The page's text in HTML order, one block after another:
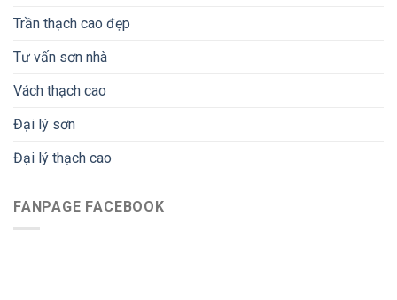
Trần thạch cao đẹp
Tư vấn sơn nhà
Vách thạch cao
Đại lý sơn
Đại lý thạch cao
FANPAGE FACEBOOK